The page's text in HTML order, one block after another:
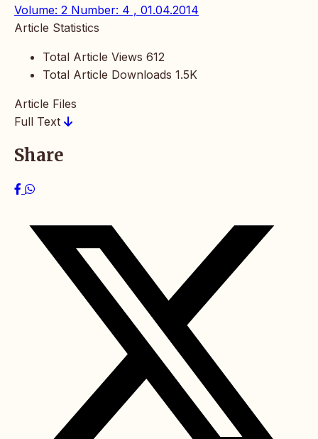
Volume: 2 Number: 4 , 01.04.2014
Article Statistics
Total Article Views 612
Total Article Downloads 1.5K
Article Files
Full Text
Share